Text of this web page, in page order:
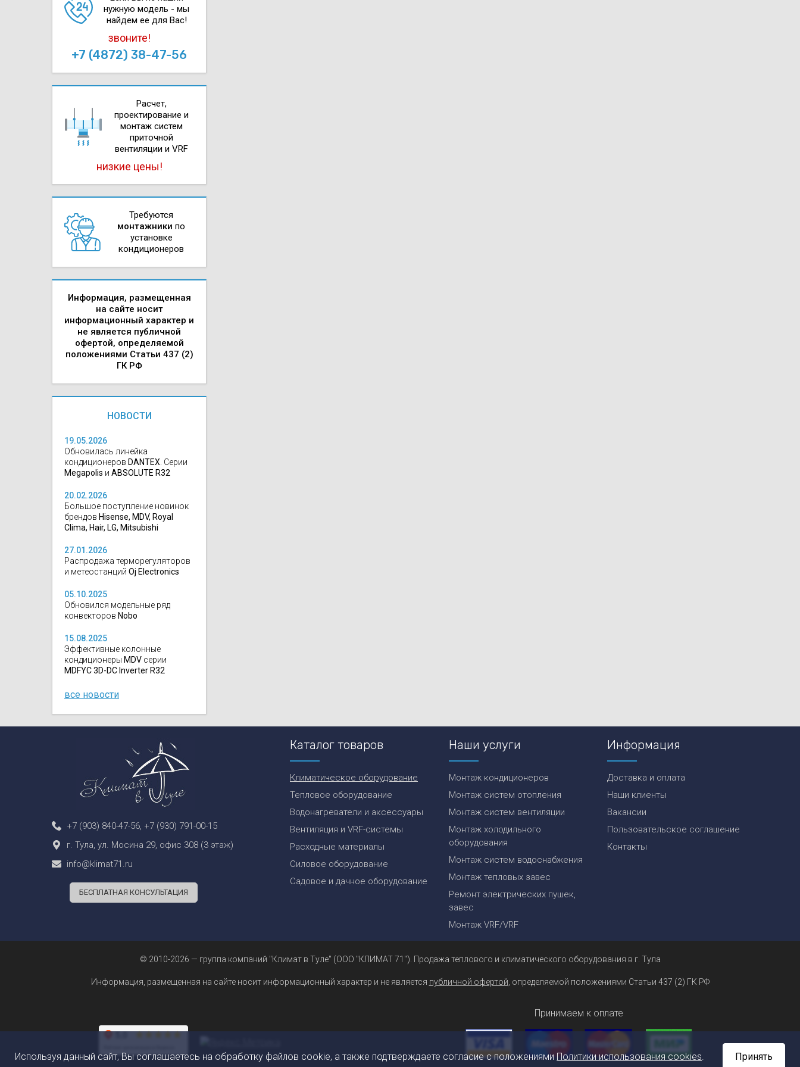
нужную модель - мы
найдем ее для Вас!
звоните!
+7 (4872) 38-47-56
Расчет,
проектирова­ние и
монтаж систем
приточной
вентиляции и VRF
низкие цены!
Требуются
монтажники по
установке
кондиционеров
Информация, размещенная
на сайте носит
информационный характер и
не является публичной
офертой, определяемой
положениями Статьи 437 (2)
ГК РФ
НОВОСТИ
19.05.2026
Обновилась линейка
кондиционеров DANTEX. Серии
Megapolis и ABSOLUTE R32
20.02.2026
Большое поступление новинок
брендов Hisense, MDV, Royal
Clima, Hair, LG, Mitsubishi
27.01.2026
Распродажа терморегуляторов
и метеостанций Oj Electronics
05.10.2025
Обновился модельные ряд
конвекторов Nobo
15.08.2025
Эффективные колонные
кондиционеры MDV серии
MDFYC 3D-DC Inverter R32
все новости
+7 (903) 840-47-56, +7 (930) 791-00-15
г. Тула, ул. Мосина 29, офис 308 (3 этаж)
info@klimat71.ru
БЕСПЛАТНАЯ КОНСУЛЬТАЦИЯ
Каталог товаров
Климатическое оборудование
Тепловое оборудование
Водонагреватели и аксессуары
Вентиляция и VRF-системы
Расходные материалы
Силовое оборудование
Садовое и дачное оборудование
Наши услуги
Монтаж кондиционеров
Монтаж систем отопления
Монтаж систем вентиляции
Монтаж холодильного
оборудования
Монтаж систем водоснабжения
Монтаж тепловых завес
Ремонт электрических пушек,
завес
Монтаж VRF/VRF
Информация
Доставка и оплата
Наши клиенты
Вакансии
Пользовательское соглашение
Контакты
© 2010-2026 — группа компаний "Климат в Туле" (ООО "КЛИМАТ 71"). Продажа теплового и климатического оборудования в г. Тула
Информация, размещенная на сайте носит информационный характер и не является публичной офертой, определяемой положениями Статьи 437 (2) ГК РФ
Принимаем к оплате
Используя данный сайт, Вы соглашаетесь на обработку файлов cookie, а также подтверждаете согласие с положениямиПолитики использования cookies. Принять